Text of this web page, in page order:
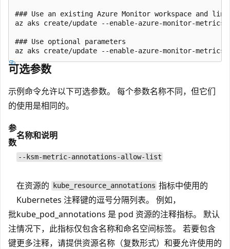
### Use an existing Azure Monitor workspace and
az aks create/update --enable-azure-monitor-metrics
### Use optional parameters
可选参数
示例命令允许以下可选参数。 每个参数名称不同，但它们
的使用是相同的。
参
数
名称和说明
批
注
键
--ksm-metric-annotations-allow-list
在资源的 kube_resource_annotations 指标中使用的
Kubernetes 注释键的逗号分隔列表。 例如，
kube_pod_annotations 是 pod 资源的注释指标。 默认
情况下，此指标仅包含名称和命名空间标签。 若要包含
更多注释，请提供资源名称（复数形式）和要允许使用的